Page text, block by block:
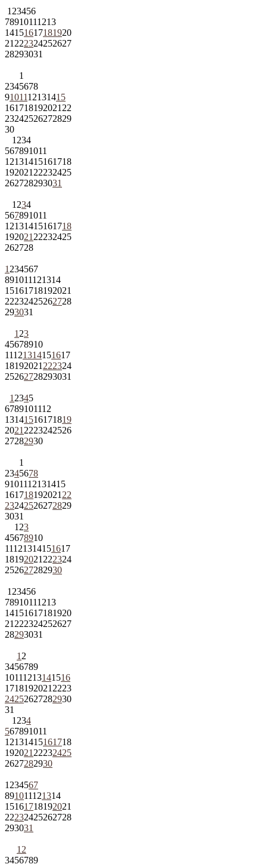
1 23456
78910111213
14151617181920
21 222324252627
28293031
1
2345678
9101112131415
161718192021 22
23242526272829
30
1 234
567891011
12131415161718
192021 22232425
262728293031
1 234
567891011
12131415161718
192021 22232425
262728
1 234567
891011121314
15161718192021
22232425262728
293031
1 23
45678910
11121314151617
18192021 222324
25262728293031
1 2345
6789101112
13141516171819
2021 2223242526
27282930
1
2345678
9101112131415
161718192021 22
23242526272829
3031
1 23
45678910
11121314151617
18192021 222324
252627282930
1 23456
78910111213
14151617181920
21 222324252627
28293031
1 2
3456789
10111213141516
1718192021 2223
24252627282930
31
1 234
567891011
12131415161718
192021 22232425
2627282930
1 234567
891011121314
15161718192021
22232425262728
293031
1 2
3456789